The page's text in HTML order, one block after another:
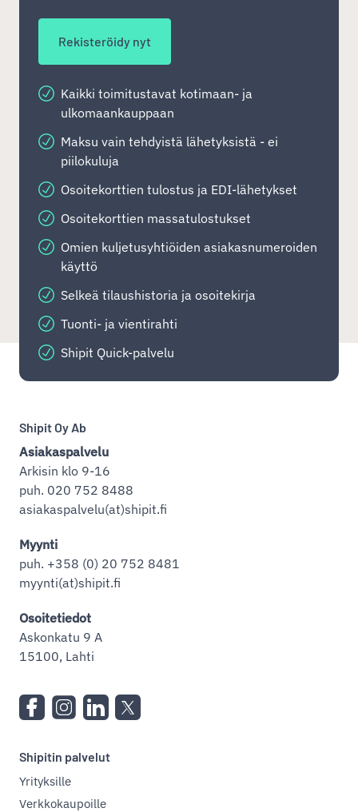
Rekisteröidy nyt
Kaikki toimitustavat kotimaan- ja
ulkomaankauppaan
Maksu vain tehdyistä lähetyksistä - ei
piilokuluja
Osoitekorttien tulostus ja EDI-lähetykset
Osoitekorttien massatulostukset
Omien kuljetusyhtiöiden asiakasnumeroiden
käyttö
Selkeä tilaushistoria ja osoitekirja
Tuonti- ja vientirahti
Shipit Quick-palvelu
Shipit Oy Ab
Asiakaspalvelu
Arkisin klo 9-16
puh. 020 752 8488
asiakaspalvelu(at)shipit.fi
Myynti
puh. +358 (0) 20 752 8481
myynti(at)shipit.fi
Osoitetiedot
Askonkatu 9 A
15100, Lahti
Shipitin palvelut
Yrityksille
Verkkokaupoille